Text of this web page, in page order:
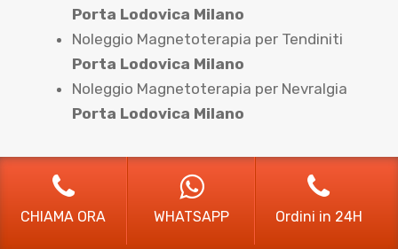
Porta Lodovica Milano
Noleggio Magnetoterapia per Tendiniti
Porta Lodovica Milano
Noleggio Magnetoterapia per Nevralgia
Porta Lodovica Milano
CHIAMA ORA WHATSAPP Ordini in 24H